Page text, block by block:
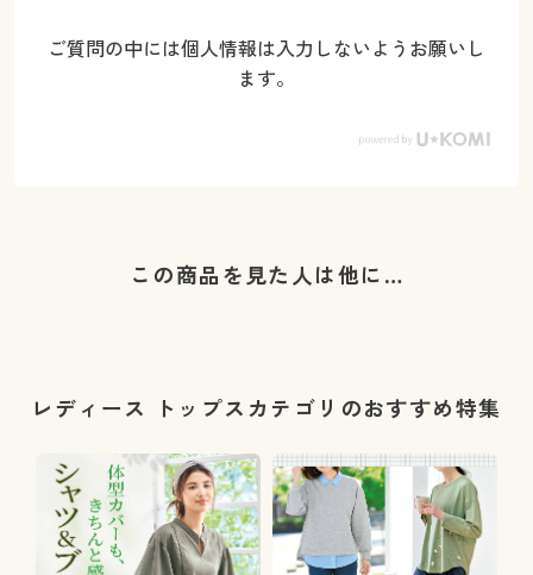
ご質問の中には個人情報は入力しないようお願いし
ます。
この商品を見た人は他に…
レディース トップスカテゴリのおすすめ特集